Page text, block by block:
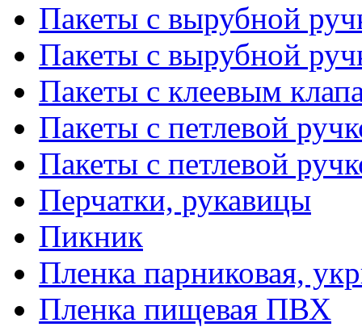
Пакеты с вырубной
Пакеты с вырубной
Пакеты с клеевым
Пакеты с петлевой
Пакеты с петлевой
Перчатки, рукавицы
Пикник
Пленка парниковая,
Пленка пищевая ПВХ